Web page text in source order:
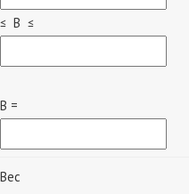
≤ B ≤
B =
Вес